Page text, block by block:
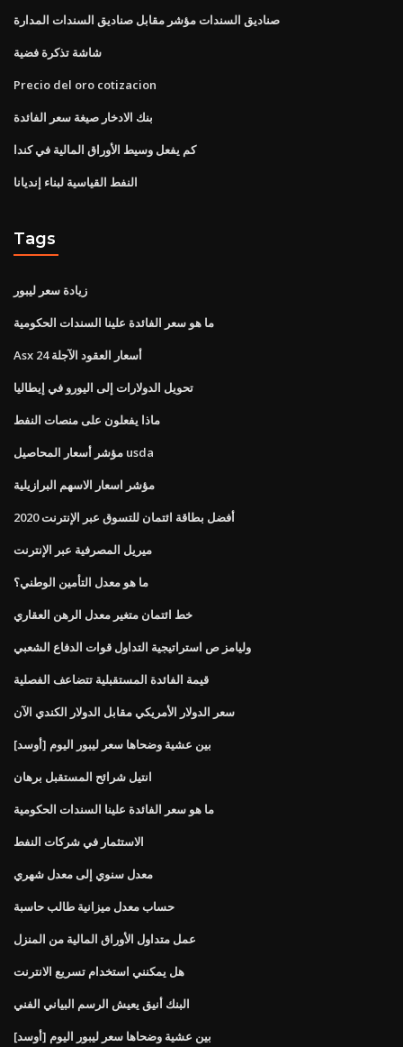
صناديق السندات مؤشر مقابل صناديق السندات المدارة
شاشة تذكرة فضية
Precio del oro cotizacion
بنك الادخار صيغة سعر الفائدة
كم يفعل وسيط الأوراق المالية في كندا
النفط القياسية لبناء إنديانا
Tags
زيادة سعر ليبور
ما هو سعر الفائدة علينا السندات الحكومية
Asx 24 أسعار العقود الآجلة
تحويل الدولارات إلى اليورو في إيطاليا
ماذا يفعلون على منصات النفط
مؤشر أسعار المحاصيل usda
مؤشر اسعار الاسهم البرازيلية
أفضل بطاقة ائتمان للتسوق عبر الإنترنت 2020
ميريل المصرفية عبر الإنترنت
ما هو معدل التأمين الوطني؟
خط ائتمان متغير معدل الرهن العقاري
وليامز ص استراتيجية التداول قوات الدفاع الشعبي
قيمة الفائدة المستقبلية تتضاعف الفصلية
سعر الدولار الأمريكي مقابل الدولار الكندي الآن
[أوسد] بين عشية وضحاها سعر ليبور اليوم
انتيل شرائح المستقبل برهان
ما هو سعر الفائدة علينا السندات الحكومية
الاستثمار في شركات النفط
معدل سنوي إلى معدل شهري
حساب معدل ميزانية طالب حاسبة
عمل متداول الأوراق المالية من المنزل
هل يمكنني استخدام تسريع الانترنت
البنك أنيق يعيش الرسم البياني الفني
[أوسد] بين عشية وضحاها سعر ليبور اليوم